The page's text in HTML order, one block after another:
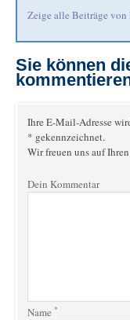
Zeige alle Beiträge von
Sie können
Ihre E-Mail-Adresse
* gekennzeichnet.
Wir freuen uns auf
Dein Kommentar
Name *